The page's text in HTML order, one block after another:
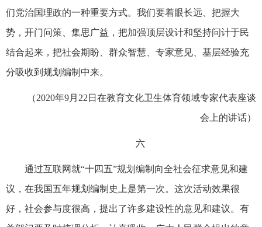
们党治国理政的一种重要方式。我们要着眼长远、把握大
势，开门问策、集思广益，把加强顶层设计和坚持问计于民
结合起来，把社会期盼、群众智慧、专家意见、基层经验充
分吸收到规划编制中来。
（2020年9月22日在教育文化卫生体育领域专家代表座谈
会上的讲话）
六
通过互联网就“十四五”规划编制向全社会征求意见和建
议，在我国五年规划编制史上是第一次。这次活动效果很
好，社会参与度很高，提出了许多建设性的意见和建议。有